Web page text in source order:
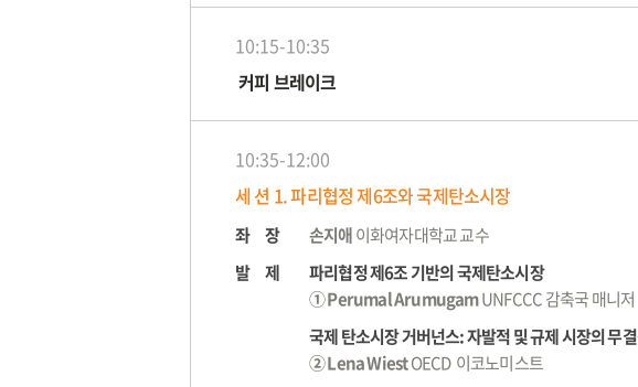
10:15-10:35
커피 브레이크
10:35-12:00
세 션 1. 파리협정 제6조와 국제탄소시장
좌 장 손지애이화여자대학교 교수
발 제
파리협정 제6조 기반의 국제탄소시장
① Perumal ArumugamUNFCCC 감축국 매니저
국제 탄소시장 거버넌스: 자발적 및 규제 시장의 무
② Lena WiestOECD 이코노미스트